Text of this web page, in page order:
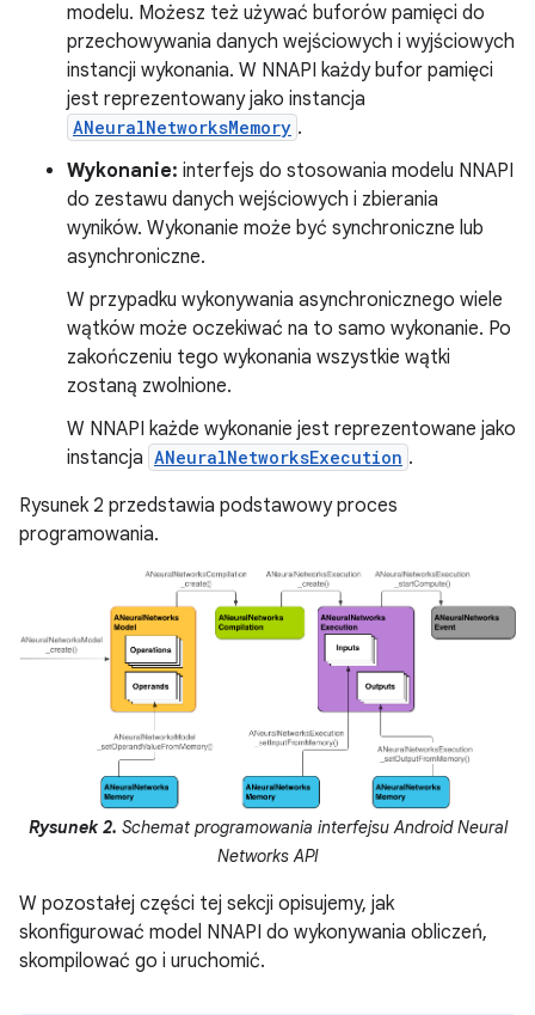
modelu. Możesz też używać buforów pamięci do
przechowywania danych wejściowych i wyjściowych
instancji wykonania. W NNAPI każdy bufor pamięci
jest reprezentowany jako instancja
ANeuralNetworksMemory .
Wykonanie: interfejs do stosowania modelu NNAPI
do zestawu danych wejściowych i zbierania
wyników. Wykonanie może być synchroniczne lub
asynchroniczne.
W przypadku wykonywania asynchronicznego wiele
wątków może oczekiwać na to samo wykonanie. Po
zakończeniu tego wykonania wszystkie wątki
zostaną zwolnione.
W NNAPI każde wykonanie jest reprezentowane jako
instancja ANeuralNetworksExecution .
Rysunek 2 przedstawia podstawowy proces
programowania.
Rysunek 2. Schemat programowania interfejsu Android Neural
Networks API
W pozostałej części tej sekcji opisujemy, jak
skonfigurować model NNAPI do wykonywania obliczeń,
skompilować go i uruchomić.